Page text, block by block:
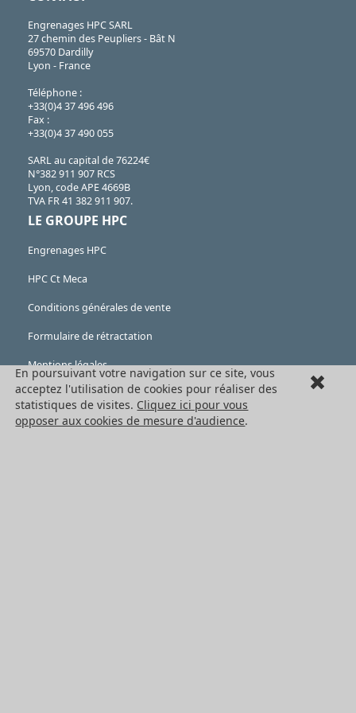
Engrenages HPC SARL
27 chemin des Peupliers - Bât N
69570 Dardilly
Lyon - France
Téléphone :
+33(0)4 37 496 496
Fax :
+33(0)4 37 490 055
SARL au capital de 76224€
N°382 911 907 RCS
Lyon, code APE 4669B
TVA FR 41 382 911 907.
LE GROUPE HPC
Engrenages HPC
HPC Ct Meca
Conditions générales de vente
Formulaire de rétractation
Mentions légales
Cookies
LES PRODUITS
En poursuivant votre navigation sur ce site, vous
acceptez l'utilisation de cookies pour réaliser des
statistiques de visites. Cliquez ici pour vous
opposer aux cookies de mesure d'audience.